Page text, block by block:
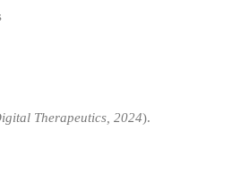
Therapeutics, 2024).